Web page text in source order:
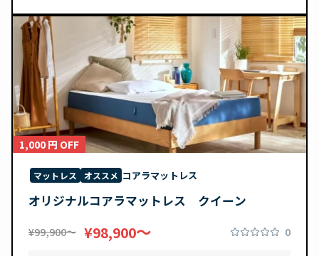
1,000 円 OFF
マットレス オススメ コアラマットレス
オリジナルコアラマットレス クイーン
¥99,900〜 ¥98,900〜 0